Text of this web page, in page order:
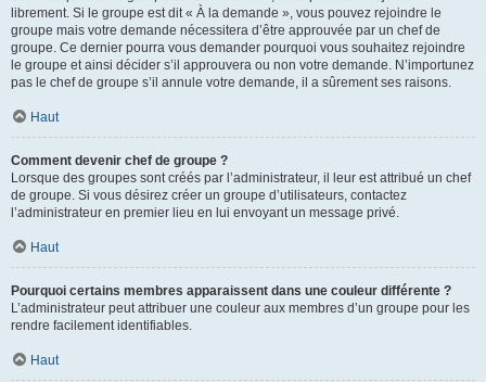
librement. Si le groupe est dit « À la demande », vous pouvez rejoindre le
groupe mais votre demande nécessitera d’être approuvée par un chef de
groupe. Ce dernier pourra vous demander pourquoi vous souhaitez rejoindre
le groupe et ainsi décider s’il approuvera ou non votre demande. N’importunez
pas le chef de groupe s’il annule votre demande, il a sûrement ses raisons.
Haut
Comment devenir chef de groupe ?
Lorsque des groupes sont créés par l’administrateur, il leur est attribué un chef
de groupe. Si vous désirez créer un groupe d’utilisateurs, contactez
l’administrateur en premier lieu en lui envoyant un message privé.
Haut
Pourquoi certains membres apparaissent dans une couleur différente ?
L’administrateur peut attribuer une couleur aux membres d’un groupe pour les
rendre facilement identifiables.
Haut